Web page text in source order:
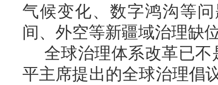
气候变化、数字鸿沟等
间、外空等新疆域治理缺
全球治理体系改革已不
平主席提出的全球治理倡